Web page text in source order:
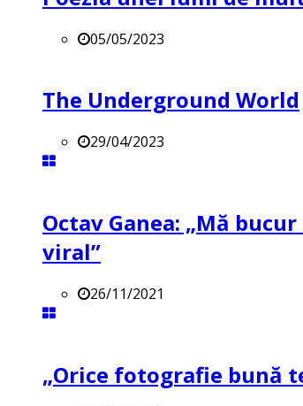
05/05/2023
The Underground World
29/04/2023
Octav Ganea: „Mă
viral”
26/11/2021
„Orice fotografie bună